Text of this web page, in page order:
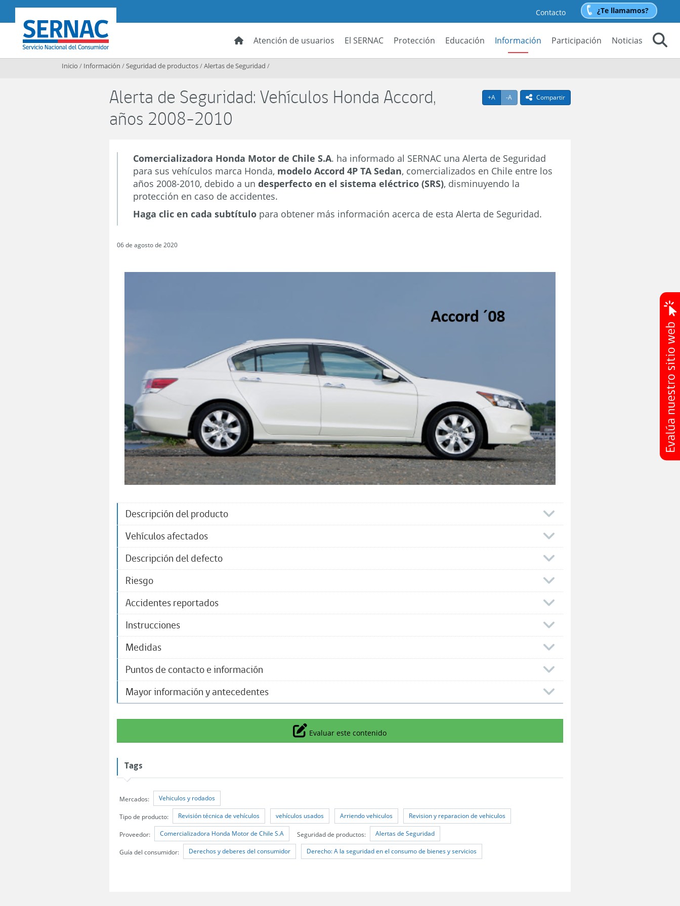
SERNAC
Contacto ¿Te llamamos?
Atención de usuarios El SERNAC Protección Educación Información Participación
Noticias
Inicio / Información /Seguridad de productos/Alertas de Seguridad /
+A Agrandar texto
-A Achicar textoicono compartir
Compartir
Alerta de Seguridad: Vehículos Honda Accord,
años 2008-2010
Comercializadora Honda Motor de Chile S.A. ha informado al SERNAC una Alerta de Seguridad
para sus vehículos marca Honda, modelo Accord 4P TA Sedan, comercializados en Chile entre los
años 2008-2010, debido a undesperfecto en el sistema eléctrico (SRS), disminuyendo la
protección en caso de accidentes.
Haga clic en cada subtítulo para obtener más información acerca de esta Alerta de Seguridad.
06 de agosto de 2020
Descripción del producto
Vehículos afectados
Descripción del defecto
Riesgo
Accidentes reportados
Instrucciones
Medidas
Puntos de contacto e información
Mayor información y antecedentes
Icono
Evaluar este contenido
Tags
Mercados: Vehiculos y rodados
Tipo de producto: Revisión técnica de vehículos vehículos usados Arriendo vehiculos Revision y reparacion de vehiculos
Proveedor: Comercializadora Honda Motor de Chile S.A Seguridad de productos: Alertas de Seguridad
Guía del consumidor: Derechos y deberes del consumidor Derecho: A la seguridad en el consumo de bienes y servicios